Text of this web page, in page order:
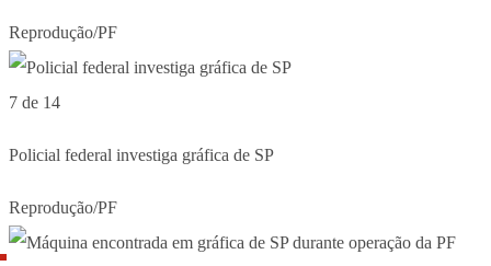
Reprodução/PF
7 de 14
Policial federal investiga gráfica de SP
Reprodução/PF